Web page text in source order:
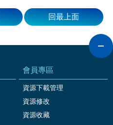
回最上面
會員專區
資源下載管理
資源修改
資源收藏